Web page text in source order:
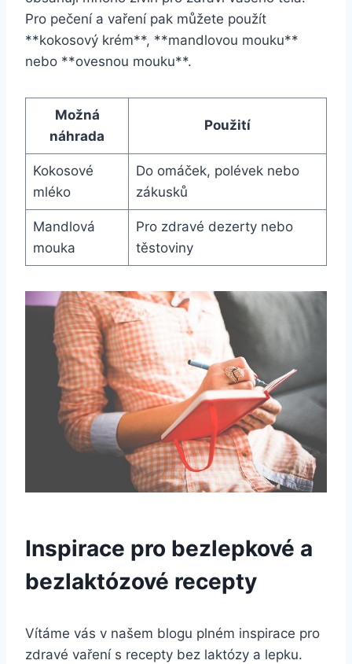
Pro pečení a vaření pak můžete použít
**kokosový krém**, **mandlovou mouku**
nebo **ovesnou mouku**.
Možná
náhrada
Použití
Kokosové
mléko
Do omáček, polévek nebo
zákusků
Mandlová
mouka
Pro zdravé dezerty nebo
těstoviny
Inspirace pro bezlepkové a
bezlaktózové recepty
Vítáme vás v našem blogu plném inspirace pro
zdravé vaření s recepty bez laktózy a lepku.